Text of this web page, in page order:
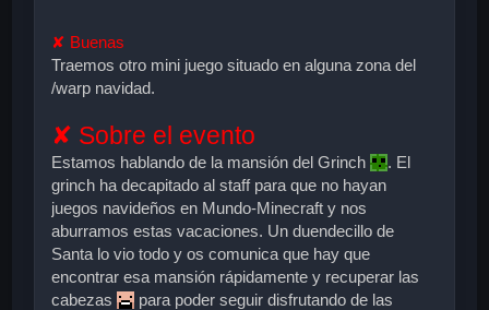
✘ Buenas
Traemos otro mini juego situado en alguna zona del
/warp navidad.
✘ Sobre el evento
Estamos hablando de la mansión del Grinch
. El
grinch ha decapitado al staff para que no hayan
juegos navideños en Mundo-Minecraft y nos
aburramos estas vacaciones. Un duendecillo de
Santa lo vio todo y os comunica que hay que
encontrar esa mansión rápidamente y recuperar las
cabezas
para poder seguir disfrutando de las